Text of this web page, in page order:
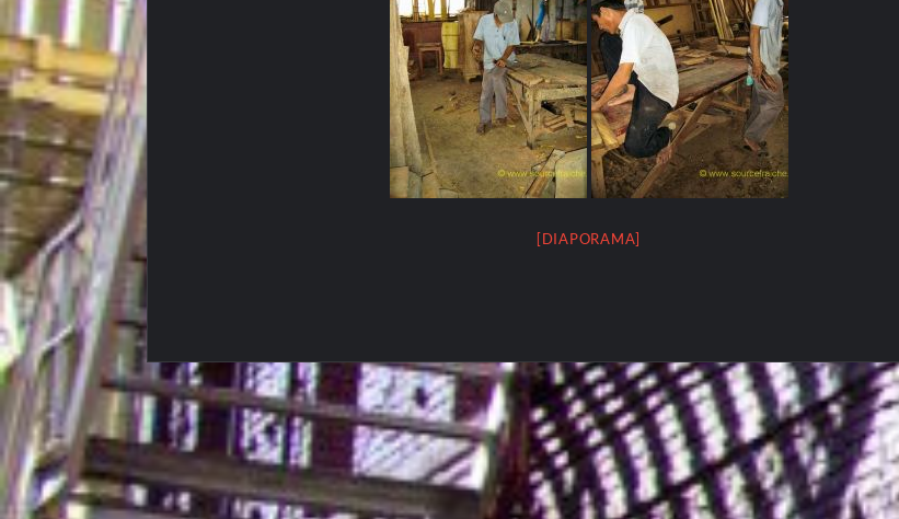
[DIAPORAMA]